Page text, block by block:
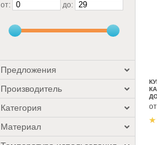
от: до:
Предложения
Производитель
Категория
Материал
от